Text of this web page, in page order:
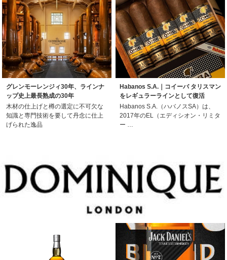
グレンモーレンジィ30年、ラインナ
ップ史上最長熟成の30年
木材の仕上げと樽の選定に不可欠な
知識と専門技術を要して丹念に仕上
げられた逸品
Habanos S.A.｜コイーバ タリスマン
をレギュラーラインとして復活
Habanos S.A.（ハバノスSA）は、
2017年のEL（エディシオン・リミタ
ー …